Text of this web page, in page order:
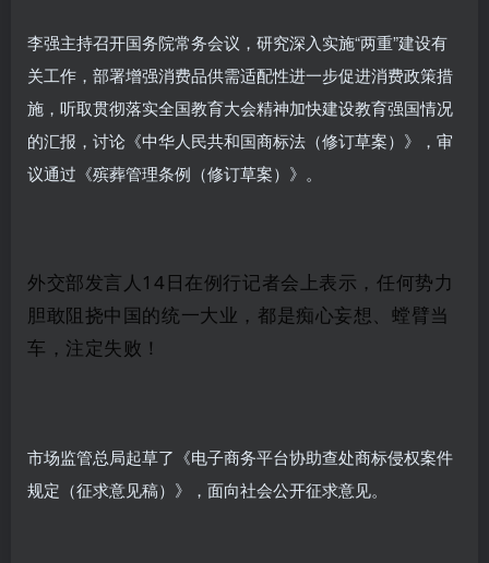
李强主持召开国务院常务会议，研究深入实施“两重”建设有
关工作，部署增强消费品供需适配性进一步促进消费政策措
施，听取贯彻落实全国教育大会精神加快建设教育强国情况
的汇报，讨论《中华人民共和国商标法（修订草案）》，审
议通过《殡葬管理条例（修订草案）》。
外交部发言人14日在例行记者会上表示，任何势力
胆敢阻挠中国的统一大业，都是痴心妄想、螳臂当
车，注定失败！
市场监管总局起草了《电子商务平台协助查处商标侵权案件
规定（征求意见稿）》，面向社会公开征求意见。